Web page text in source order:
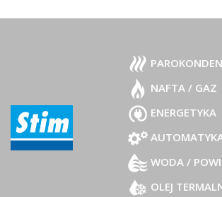
NAFTA / GAZ
ENERGETYKA
WODA /
OLEJ